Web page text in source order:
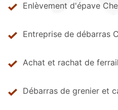
Enlèvement d'épave
Entreprise de débarras
Achat et rachat de
Débarras de grenier et